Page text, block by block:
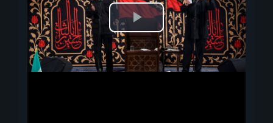
پخش
ویدیو